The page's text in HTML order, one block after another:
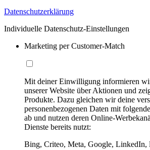
Datenschutzerklärung
Individuelle Datenschutz-Einstellungen
Marketing per Customer-Match
Mit deiner Einwilligung informieren
unserer Website über Aktionen und
Produkte. Dazu gleichen wir deine
personenbezogenen Daten mit
ab und nutzen deren Online-
Dienste bereits nutzt:
Bing, Criteo, Meta, Google, LinkedIn,